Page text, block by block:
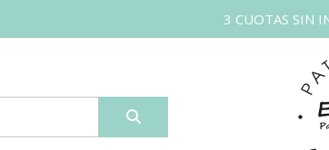
3 CUOTAS SIN